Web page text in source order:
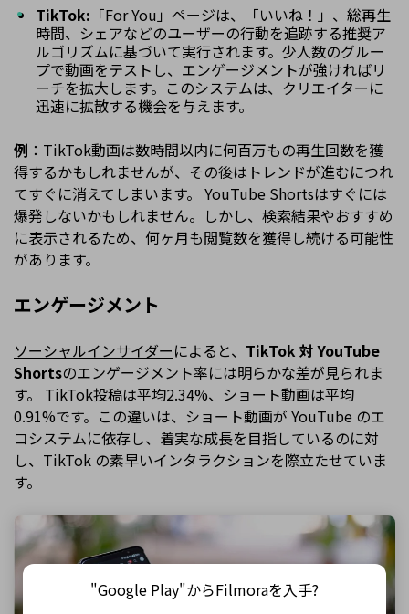
TikTok: 「For You」ページは、「いいね！」、総再生
時間、シェアなどのユーザーの行動を追跡する推奨ア
ルゴリズムに基づいて実行されます。少人数のグルー
プで動画をテストし、エンゲージメントが強ければリ
ーチを拡大します。このシステムは、クリエイターに
迅速に拡散する機会を与えます。
例 ：TikTok動画は数時間以内に何百万もの再生回数を獲
得するかもしれませんが、その後はトレンドが進むにつれ
てすぐに消えてしまいます。 YouTube Shortsはすぐには
爆発しないかもしれません。しかし、検索結果やおすすめ
に表示されるため、何ヶ月も閲覧数を獲得し続ける可能性
があります。
エンゲージメント
ソーシャルインサイダーによると、 TikTok 対 YouTube
Shortsのエンゲージメント率には明らかな差が見られま
す。 TikTok投稿は平均2.34%、ショート動画は平均
0.91%です。この違いは、ショート動画が YouTube のエ
コシステムに依存し、着実な成長を目指しているのに対
し、TikTok の素早いインタラクションを際立たせていま
す。
"Google Play"からFilmoraを入手?